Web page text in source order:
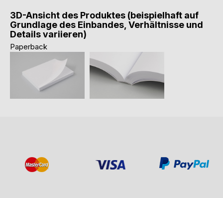
3D-Ansicht des Produktes (beispielhaft auf
Grundlage des Einbandes, Verhältnisse und
Details variieren)
Paperback